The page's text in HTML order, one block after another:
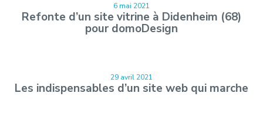
6 mai 2021
Refonte d’un site vitrine à Didenheim (68)
pour domoDesign
29 avril 2021
Les indispensables d’un site web qui marche